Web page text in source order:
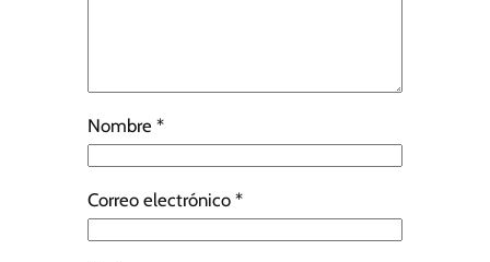
Nombre *
Correo electrónico *